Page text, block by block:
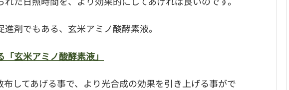
剤でもある、玄米アミノ酸酵素液。
玄米アミノ酸酵素液」
してあげる事で、より光合成の効果を引き上げる事がで